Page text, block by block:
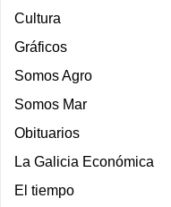
Cultura
Gráficos
Somos Agro
Somos Mar
Obituarios
La Galicia Económica
El tiempo